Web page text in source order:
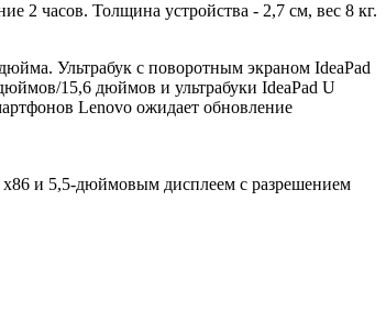
2 часов. Толщина устройства - 2,7 см, вес 8 кг.
Ультрабук с поворотным экраном IdeaPad
15,6 дюймов и ультрабуки IdeaPad U
Lenovo ожидает обновление
x86 и 5,5-дюймовым дисплеем с разрешением